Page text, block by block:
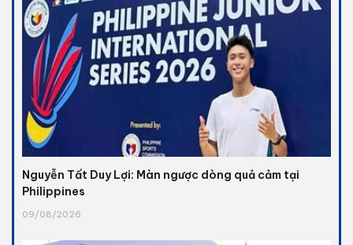
Nguyễn Tất Duy Lợi: Màn ngược dòng quả cảm tại
Philippines
09/08/2026